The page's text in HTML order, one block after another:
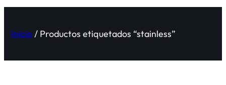
Inicio/ Productos etiquetados “stainless”